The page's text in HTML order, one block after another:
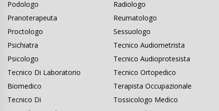
Podologo
Pranoterapeuta
Proctologo
Psichiatra
Psicologo
Radiologo
Reumatologo
Sessuologo
Tecnico Audiometrista
Tecnico Audioprotesista
Tecnico Di Laboratorio
Biomedico
Tecnico Di
Tecnico Ortopedico
Terapista Occupazionale
Tossicologo Medico